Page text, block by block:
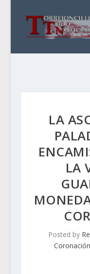
LA
LA
Posted by
Coronación